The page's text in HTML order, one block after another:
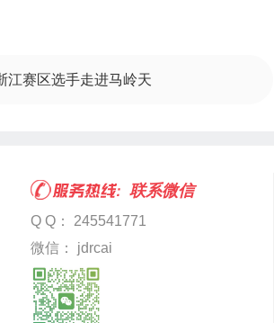
江赛区选手走进马岭天
联系微信
Q Q： 245541771
微信： jdrcai